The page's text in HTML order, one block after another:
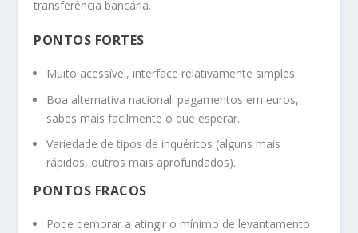
transferência bancária.
PONTOS FORTES
Muito acessível, interface relativamente simples.
Boa alternativa nacional: pagamentos em euros,
sabes mais facilmente o que esperar.
Variedade de tipos de inquéritos (alguns mais
rápidos, outros mais aprofundados).
PONTOS FRACOS
Pode demorar a atingir o mínimo de levantamento